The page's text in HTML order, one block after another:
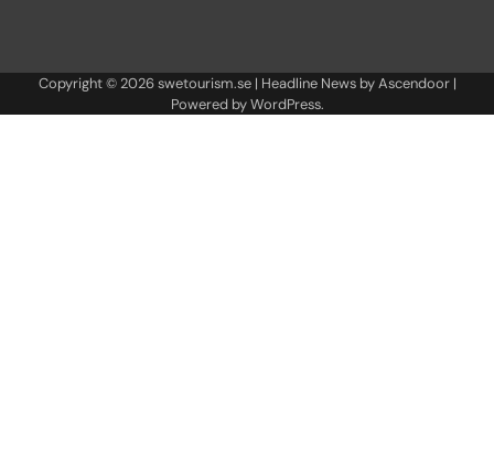
Copyright © 2026swetourism.se| Headline News byAscendoor|
Powered byWordPress.